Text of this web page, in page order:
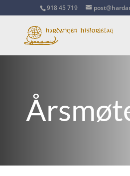
918 45 719